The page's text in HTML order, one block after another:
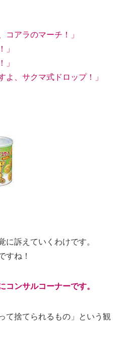
コアラのマーチ！」
」
」
よ、サクマ式ドロップ！」
訴えていくわけです。
すね！
ンサルコーナーです。
て捨てられるもの」という観